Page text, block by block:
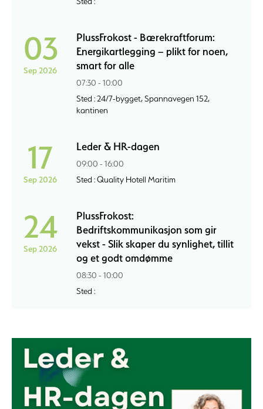
03
Sep 2026
PlussFrokost - Bærekraftforum:
Energikartlegging – plikt for noen,
smart for alle
07:30 - 10:00
Sted : 24/7-bygget, Spannavegen 152,
kantinen
17
Sep 2026
Leder & HR-dagen
09:00 - 16:00
Sted : Quality Hotell Maritim
24
Sep 2026
PlussFrokost:
Bedriftskommunikasjon som gir
vekst - Slik skaper du synlighet, tillit
og et godt omdømme
08:30 - 10:00
Sted :